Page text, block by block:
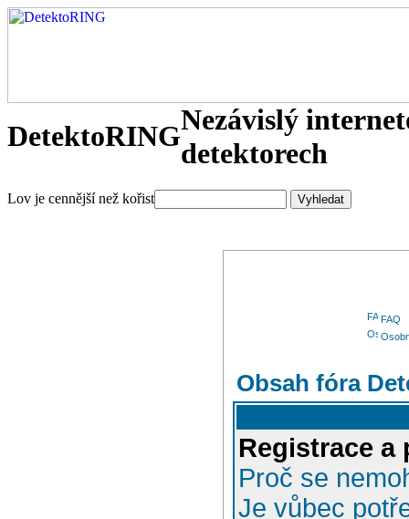
DetektoRINGNezávislý
detektorech
Lov je cennější než kořist
FAQ
Obsah fóra
Registrace a
Proč se
Je vůbec